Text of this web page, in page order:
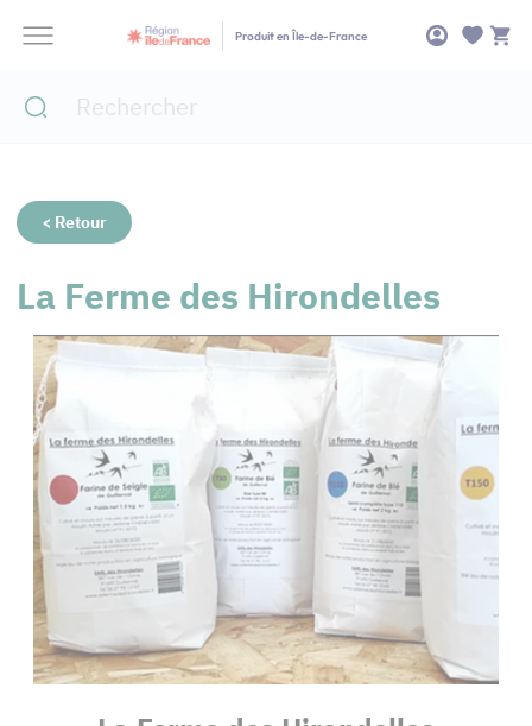
Produit en Île-de-France
< Retour
La Ferme des Hirondelles